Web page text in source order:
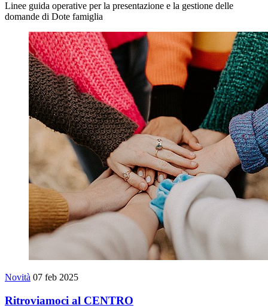
Linee guida operative per la presentazione e la gestione delle
domande di Dote famiglia
Novità 07 feb 2025
Ritroviamoci al CENTRO